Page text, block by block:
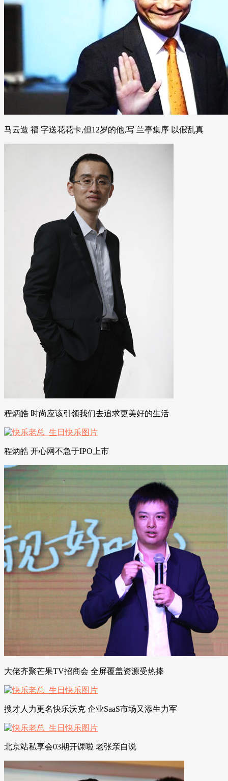
马云造 福 字送花花卡,但12岁的他,写 兰亭集序 以假乱真
程炳皓 时尚应该引领我们去追求更美好的生活
程炳皓 开心网不急于IPO上市
大佬齐聚芒果TV招商会 全屏覆盖资源受热捧
搜才人力更名快乐沃克 企业SaaS市场又添生力军
北京站私享会03期开课啦 老张亲自说